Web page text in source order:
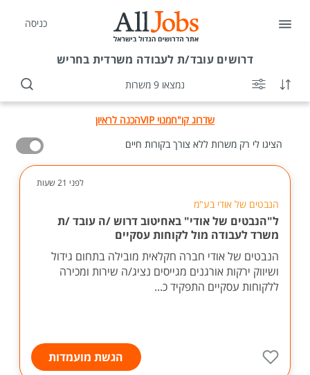
כניסה
דרושיםעובד/ת לעבודה משרדית בחריש
נמצאו 9 משרות
שדרוג קו"חמנוי VIP
הכנה לראיון
הציגו לי רק משרות ללא צורך בקורות חיים
לפני 21 שעות
הנבטים של אודי בע"מ
ל"הנבטים של אודי" באחיטוב דרוש /ה עובד /ת
משרד לעבודה מול לקוחות עסקיים
הנבטים של אודי חברה חקלאית מובילה בתחום גידול
ושיווק ירקות אורגנים מגייסים נציג/ה שירות ומכירה
ללקוחות עסקיים התפקיד כ...
הגשת מועמדות